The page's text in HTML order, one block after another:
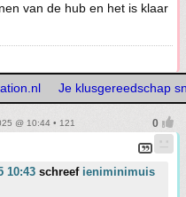
van de hub en het is klaar
Je klusgereedschap
@ 10:44 • 121
10:43 schreef ieniminimuis